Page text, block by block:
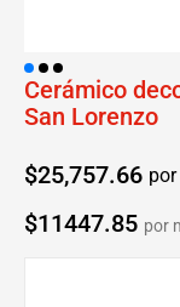
Cerámico
San Lorenzo
$25,757.66
$11447.85 por